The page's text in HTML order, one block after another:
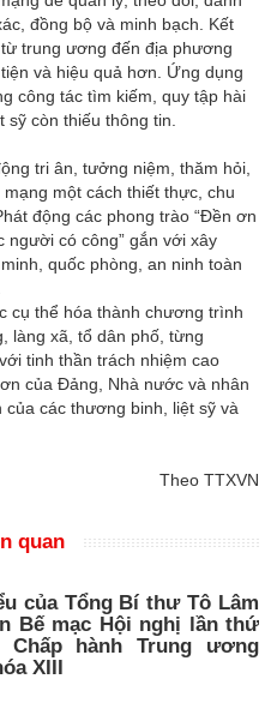
đồng bộ và minh bạch. Kết
trung ương đến địa phương
và hiệu quả hơn. Ứng dụng
công tác tìm kiếm, quy tập hài
sỹ còn thiếu thông tin.
tri ân, tưởng niệm, thăm hỏi,
một cách thiết thực, chu
động các phong trào “Đền ơn
người có công” gắn với xây
quốc phòng, an ninh toàn
cụ thể hóa thành chương trình
làng xã, tổ dân phố, từng
tinh thần trách nhiệm cao
của Đảng, Nhà nước và nhân
các thương binh, liệt sỹ và
Theo TTXVN
quan
của Tổng Bí thư Tô Lâm
Bế mạc Hội nghị lần thứ
Chấp hành Trung ương
XIII